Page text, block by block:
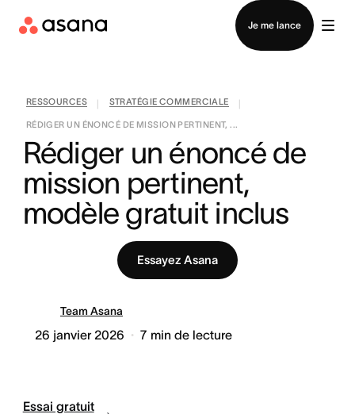
Je me lance
Contacter le service commercial
RESSOURCES STRATÉGIE COMMERCIALE
RÉDIGER UN ÉNONCÉ DE MISSION PERTINENT, ...
Rédiger un énoncé de
mission pertinent,
modèle gratuit inclus
Essayez Asana
Team Asana
26 janvier 2026 7 min de lecture
Essai gratuit